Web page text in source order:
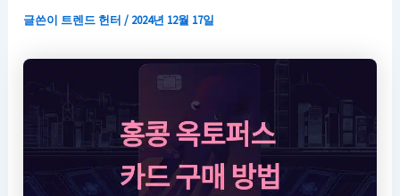
글쓴이 트렌드 헌터/ 2024년 12월 17일